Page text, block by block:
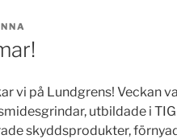
vi på Lundgrens! Veckan
utbildade i
skyddsprodukter,